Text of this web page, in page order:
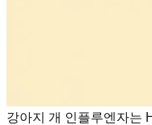
강아지 개 인플루엔자는